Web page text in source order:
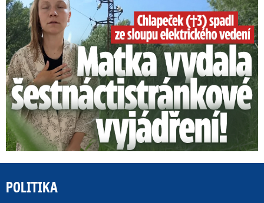
POLITIKA